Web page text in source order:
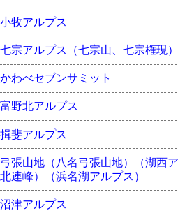
小牧アルプス
七宗アルプス（七宗山、七宗権現）
かわべセブンサミット
富野北アルプス
揖斐アルプス
弓張山地（八名弓張山地）（湖西
北連峰）（浜名湖アルプス）
沼津アルプス